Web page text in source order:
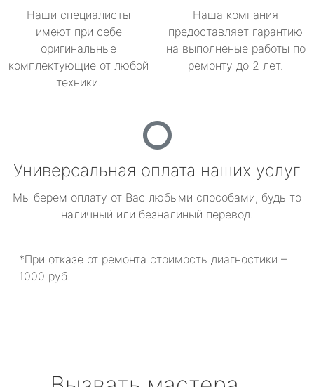
Наши специалисты
имеют при себе
оригинальные
комплектующие от любой
техники.
Наша компания
предоставляет гарантию
на выполненые работы по
ремонту до 2 лет.
Универсальная оплата наших услуг
Мы берем оплату от Вас любыми способами, будь то
наличный или безналиный перевод.
*При отказе от ремонта стоимость диагностики –
1000 руб.